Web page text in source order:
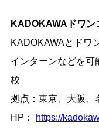
KADOKAWAドワン
KADOKAWAとドワ
インターンなどを可
校
拠点：東京、大阪、
HP： https://